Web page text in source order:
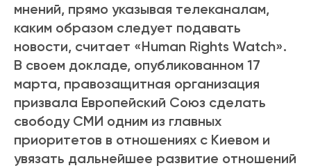
мнений, прямо указывая телеканалам,
каким образом следует подавать
новости, считает «Human Rights Watch».
В своем докладе, опубликованном 17
марта, правозащитная организация
призвала Европейский Союз сделать
свободу СМИ одним из главных
приоритетов в отношениях с Киевом и
увязать дальнейшее развитие отношений